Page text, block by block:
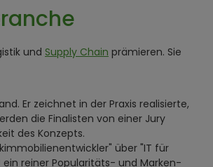
und Supply Chain prämieren. Sie
Er zeichnet in der Praxis realisierte,
die Finalisten von einer Jury
des Konzepts.
über "IT für
reiner Popularitäts- und Marken-